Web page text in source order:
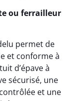
ou ferrailleur
permet de
et conforme à
d’épave à
sécurisé, une
et une